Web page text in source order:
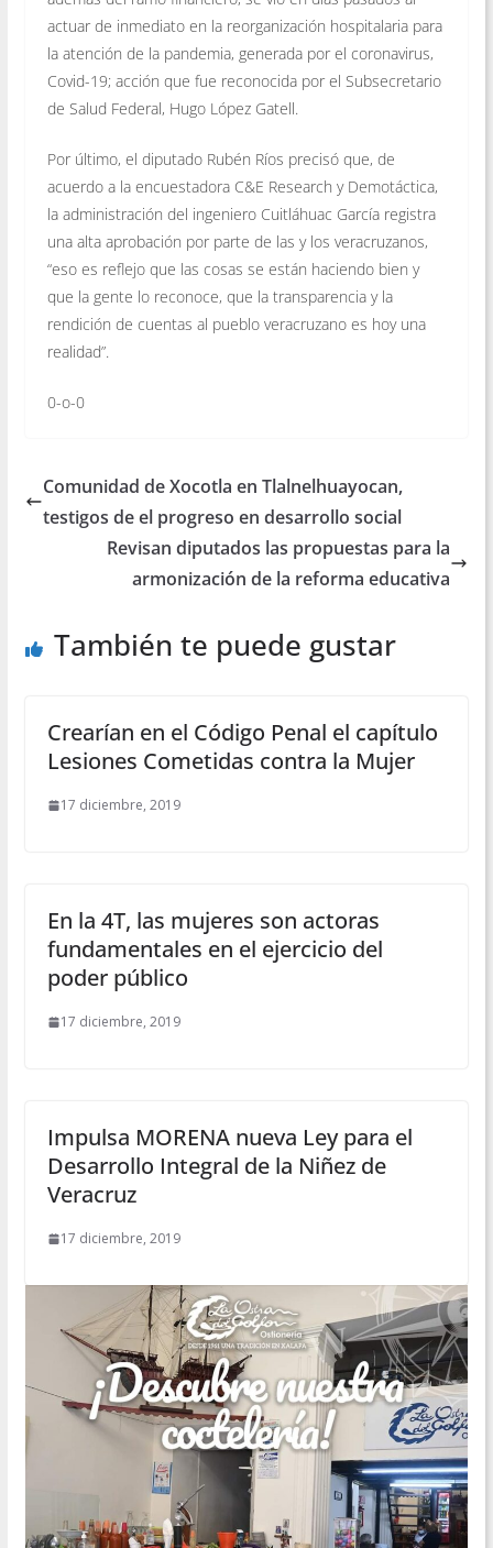
actuar de inmediato en la reorganización hospitalaria para
la atención de la pandemia, generada por el coronavirus,
Covid-19; acción que fue reconocida por el Subsecretario
de Salud Federal, Hugo López Gatell.
Por último, el diputado Rubén Ríos precisó que, de
acuerdo a la encuestadora C&E Research y Demotáctica,
la administración del ingeniero Cuitláhuac García registra
una alta aprobación por parte de las y los veracruzanos,
“eso es reflejo que las cosas se están haciendo bien y
que la gente lo reconoce, que la transparencia y la
rendición de cuentas al pueblo veracruzano es hoy una
realidad”.
0-o-0
Comunidad de Xocotla en Tlalnelhuayocan,
testigos de el progreso en desarrollo social
Revisan diputados las propuestas para la
armonización de la reforma educativa
También te puede gustar
Crearían en el Código Penal el capítulo
Lesiones Cometidas contra la Mujer
17 diciembre, 2019
En la 4T, las mujeres son actoras
fundamentales en el ejercicio del
poder público
17 diciembre, 2019
Impulsa MORENA nueva Ley para el
Desarrollo Integral de la Niñez de
Veracruz
17 diciembre, 2019